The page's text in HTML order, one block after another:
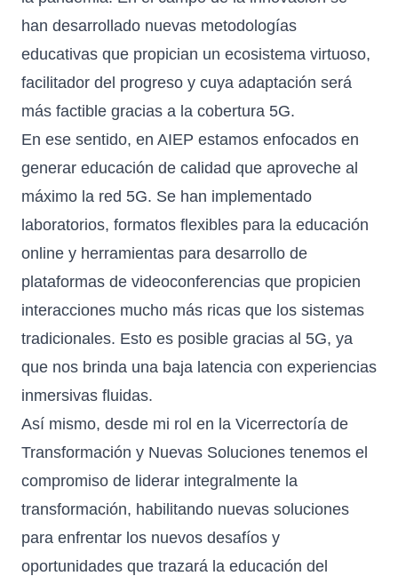
han desarrollado nuevas metodologías
educativas que propician un ecosistema virtuoso,
facilitador del progreso y cuya adaptación será
más factible gracias a la cobertura 5G.
En ese sentido, en AIEP estamos enfocados en
generar educación de calidad que aproveche al
máximo la red 5G. Se han implementado
laboratorios, formatos flexibles para la educación
online y herramientas para desarrollo de
plataformas de videoconferencias que propicien
interacciones mucho más ricas que los sistemas
tradicionales. Esto es posible gracias al 5G, ya
que nos brinda una baja latencia con experiencias
inmersivas fluidas.
Así mismo, desde mi rol en la Vicerrectoría de
Transformación y Nuevas Soluciones tenemos el
compromiso de liderar integralmente la
transformación, habilitando nuevas soluciones
para enfrentar los nuevos desafíos y
oportunidades que trazará la educación del